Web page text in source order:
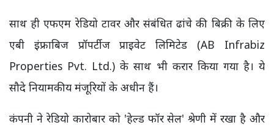
साथ ही एफएम रेडियो टावर और संबंधित ढांचे की बिक्री के लिए
एबी इंफ्राबिज प्रॉपर्टीज प्राइवेट लिमिटेड (AB Infrabiz
Properties Pvt. Ltd.) के साथ भी करार किया गया है। ये
सौदे नियामकीय मंजूरियों के अधीन हैं।
कंपनी ने रेडियो कारोबार को 'हेल्ड फॉर सेल' श्रेणी में रखा है और